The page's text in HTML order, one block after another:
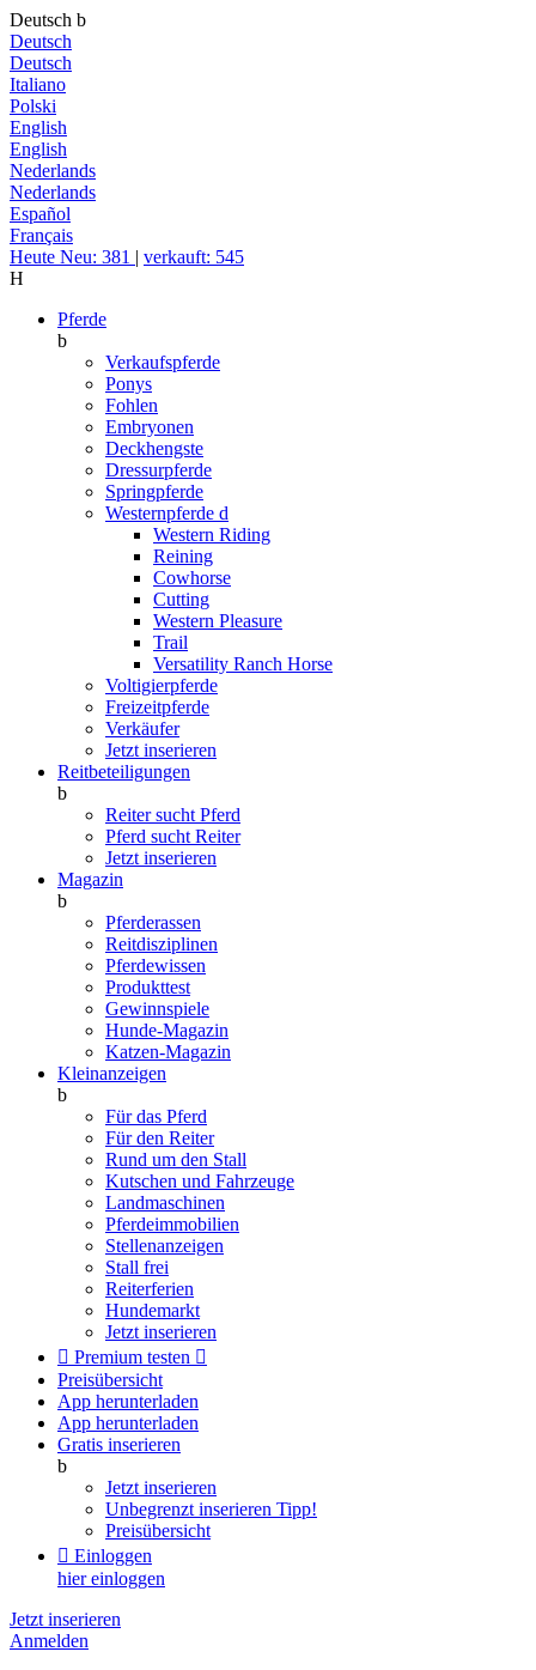
Deutsch b
Deutsch
Deutsch
Italiano
Polski
English
English
Nederlands
Nederlands
Español
Français
Heute Neu: 381 | verkauft: 545
H
Pferde
b
Verkaufspferde
Ponys
Fohlen
Embryonen
Deckhengste
Dressurpferde
Springpferde
Westernpferde d
Western Riding
Reining
Cowhorse
Cutting
Western Pleasure
Trail
Versatility Ranch Horse
Voltigierpferde
Freizeitpferde
Verkäufer
Jetzt inserieren
Reitbeteiligungen
b
Reiter sucht Pferd
Pferd sucht Reiter
Jetzt inserieren
Magazin
b
Pferderassen
Reitdisziplinen
Pferdewissen
Produkttest
Gewinnspiele
Hunde-Magazin
Katzen-Magazin
Kleinanzeigen
b
Für das Pferd
Für den Reiter
Rund um den Stall
Kutschen und Fahrzeuge
Landmaschinen
Pferdeimmobilien
Stellenanzeigen
Stall frei
Reiterferien
Hundemarkt
Jetzt inserieren
 Premium testen 
Preisübersicht
App herunterladen
App herunterladen
Gratis inserieren
b
Jetzt inserieren
Unbegrenzt inserieren Tipp!
Preisübersicht
 Einloggen
hier einloggen
Jetzt inserieren
Anmelden